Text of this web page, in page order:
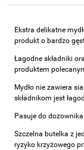
Ekstra delikatne
produkt o bardzo
Łagodne składniki
produktem
Mydło nie zawiera
składnikom jest
Pasuje do
Szczelna butelka z
ryzyko krzyżowego